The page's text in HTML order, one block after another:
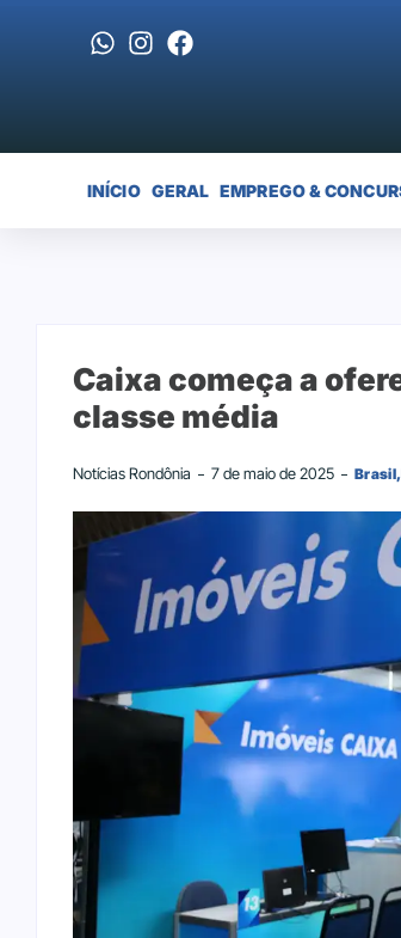
INÍCIO GERAL EMPREGO &
Caixa começa a
classe média
Notícias Rondônia 7 de maio de 2025 Brasil,